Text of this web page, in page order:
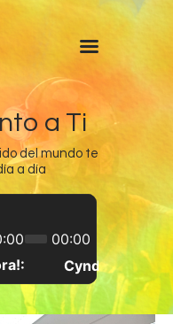
a Ti
del mundo te
a día